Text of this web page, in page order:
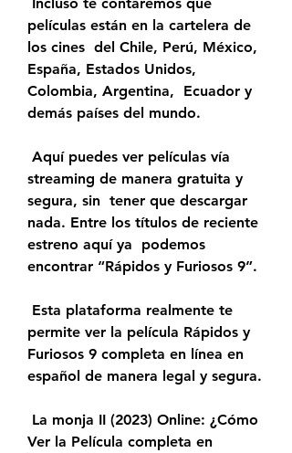
películas están en la cartelera de
los cines  del Chile, Perú, México,
España, Estados Unidos,
Colombia, Argentina,  Ecuador y
demás países del mundo.
streaming de manera gratuita y
segura, sin  tener que descargar
nada. Entre los títulos de reciente
estreno aquí ya  podemos
encontrar “Rápidos y Furiosos 9”.
permite ver la película Rápidos y
Furiosos 9 completa en línea en
español de manera legal y segura.
Ver la Película completa en